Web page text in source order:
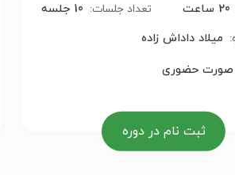
20 ساعت تعداد جلسات: 10 جلسه
میلاد داداش زاده
صورت حضوری
ثبت نام در دوره